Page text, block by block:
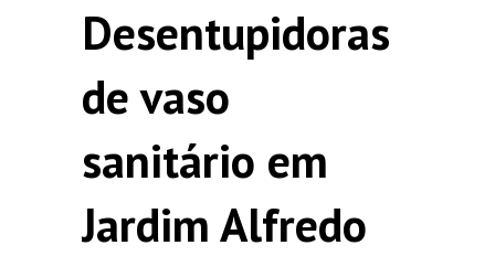
Desentupidoras
de vaso
sanitário em
Jardim Alfredo